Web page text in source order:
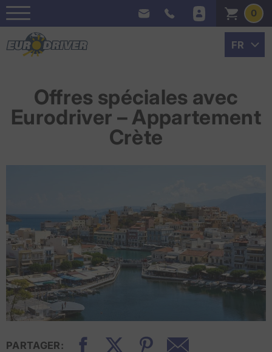
0
Offres spéciales avec
Eurodriver – Appartement
Crète
PARTAGER: